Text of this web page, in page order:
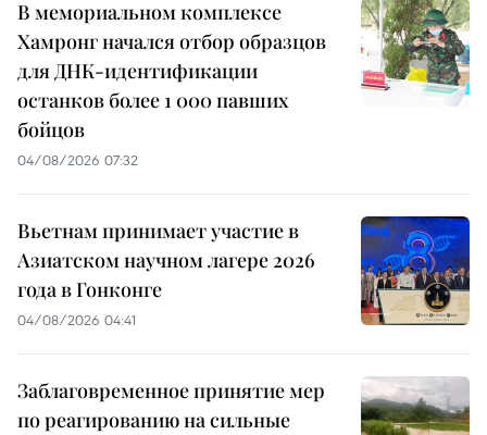
В мемориальном комплексе
Хамронг начался отбор образцов
для ДНК-идентификации
останков более 1 000 павших
бойцов
04/08/2026 07:32
Вьетнам принимает участие в
Азиатском научном лагере 2026
года в Гонконге
04/08/2026 04:41
Заблаговременное принятие мер
по реагированию на сильные